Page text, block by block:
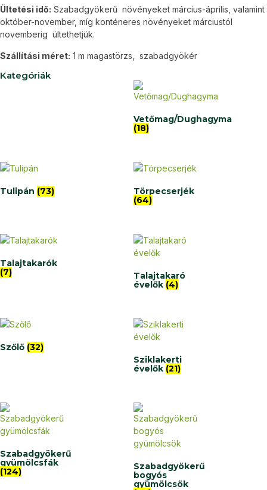
Ültetési idő: Szabadgyökerű növényeket március-április, valamint
október-november, míg konténeres növényeket márciustól
novemberig ültethetjük.
Szállítási méret: 1 m magastörzs, szabadgyökér
Kategóriák
Vetőmag/Dughagyma
(18)
Tulipán (73)
Törpecserjék
(64)
Talajtakarók
(7)
Talajtakaró
évelők (4)
Szőlő (32)
Sziklakerti
évelők (21)
Szabadgyökerű
gyümölcsfák
(124)
Szabadgyökerű
bogyós
gyümölcsök